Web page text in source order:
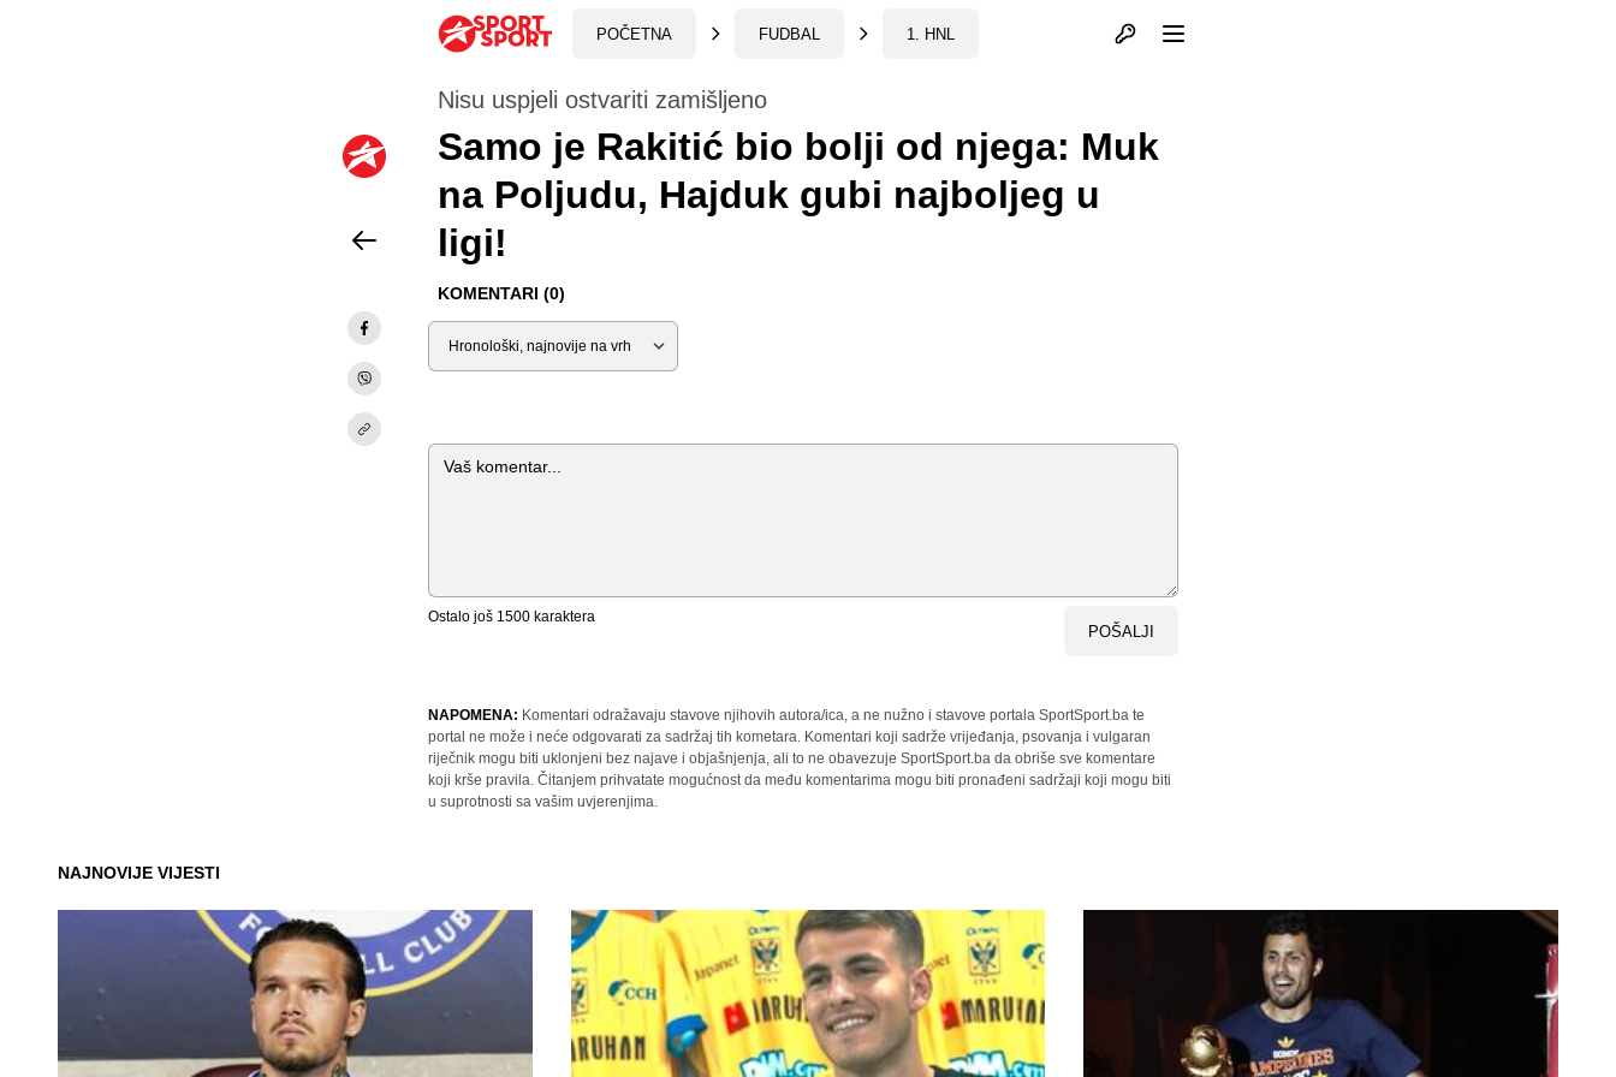
POČETNA FUDBAL 1. HNL Otvori profil
Nisu uspjeli ostvariti zamišljeno
Samo je Rakitić bio bolji od njega: Muk
na Poljudu, Hajduk gubi najboljeg u
ligi!
KOMENTARI (0)
Sortiraj
Komentar
Ostalo još 1500 karaktera
POŠALJI
NAPOMENA: Komentari odražavaju stavove njihovih autora/ica, a ne nužno i stavove portala SportSport.ba te
portal ne može i neće odgovarati za sadržaj tih kometara. Komentari koji sadrže vrijeđanja, psovanja i vulgaran
riječnik mogu biti uklonjeni bez najave i objašnjenja, ali to ne obavezuje SportSport.ba da obriše sve komentare
koji krše pravila. Čitanjem prihvatate mogućnost da među komentarima mogu biti pronađeni sadržaji koji mogu biti
u suprotnosti sa vašim uvjerenjima.
NAJNOVIJE VIJESTI